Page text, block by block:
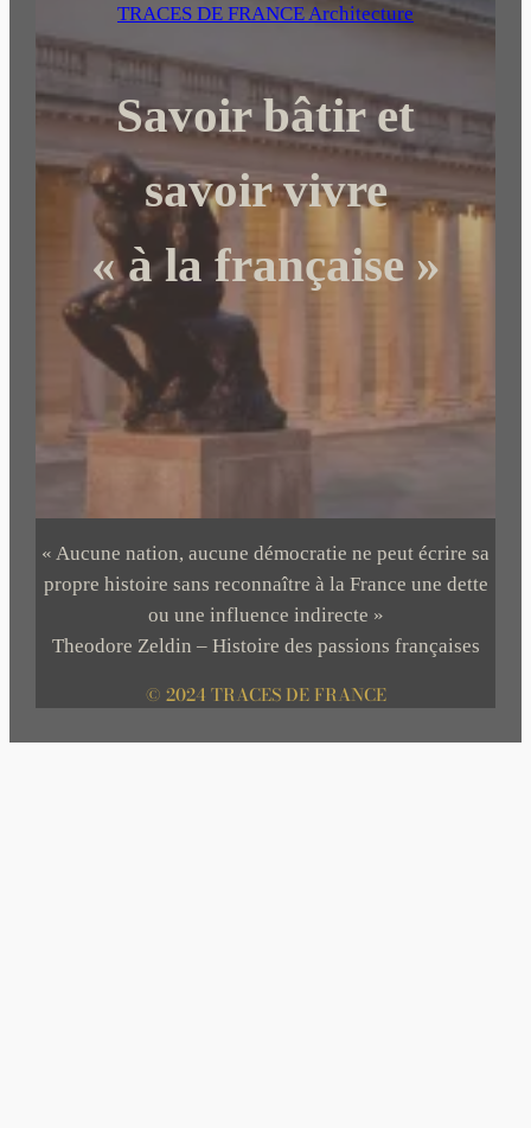
r
c
h
r
TRACES DE FRANCE Architecture
Savoir bâtir et
savoir vivre
« à la française »
« Aucune nation, aucune démocratie ne peut écrire sa
propre histoire sans reconnaître à la France une dette
ou une influence indirecte »
Theodore Zeldin – Histoire des passions françaises
© 2024 TRACES DE FRANCE